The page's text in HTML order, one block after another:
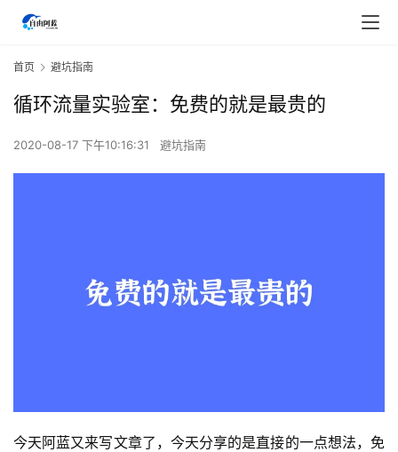
首页 避坑指南
循环流量实验室：免费的就是最贵的
2020-08-17 下午10:16:31 避坑指南
今天阿蓝又来写文章了，今天分享的是直接的一点想法，免